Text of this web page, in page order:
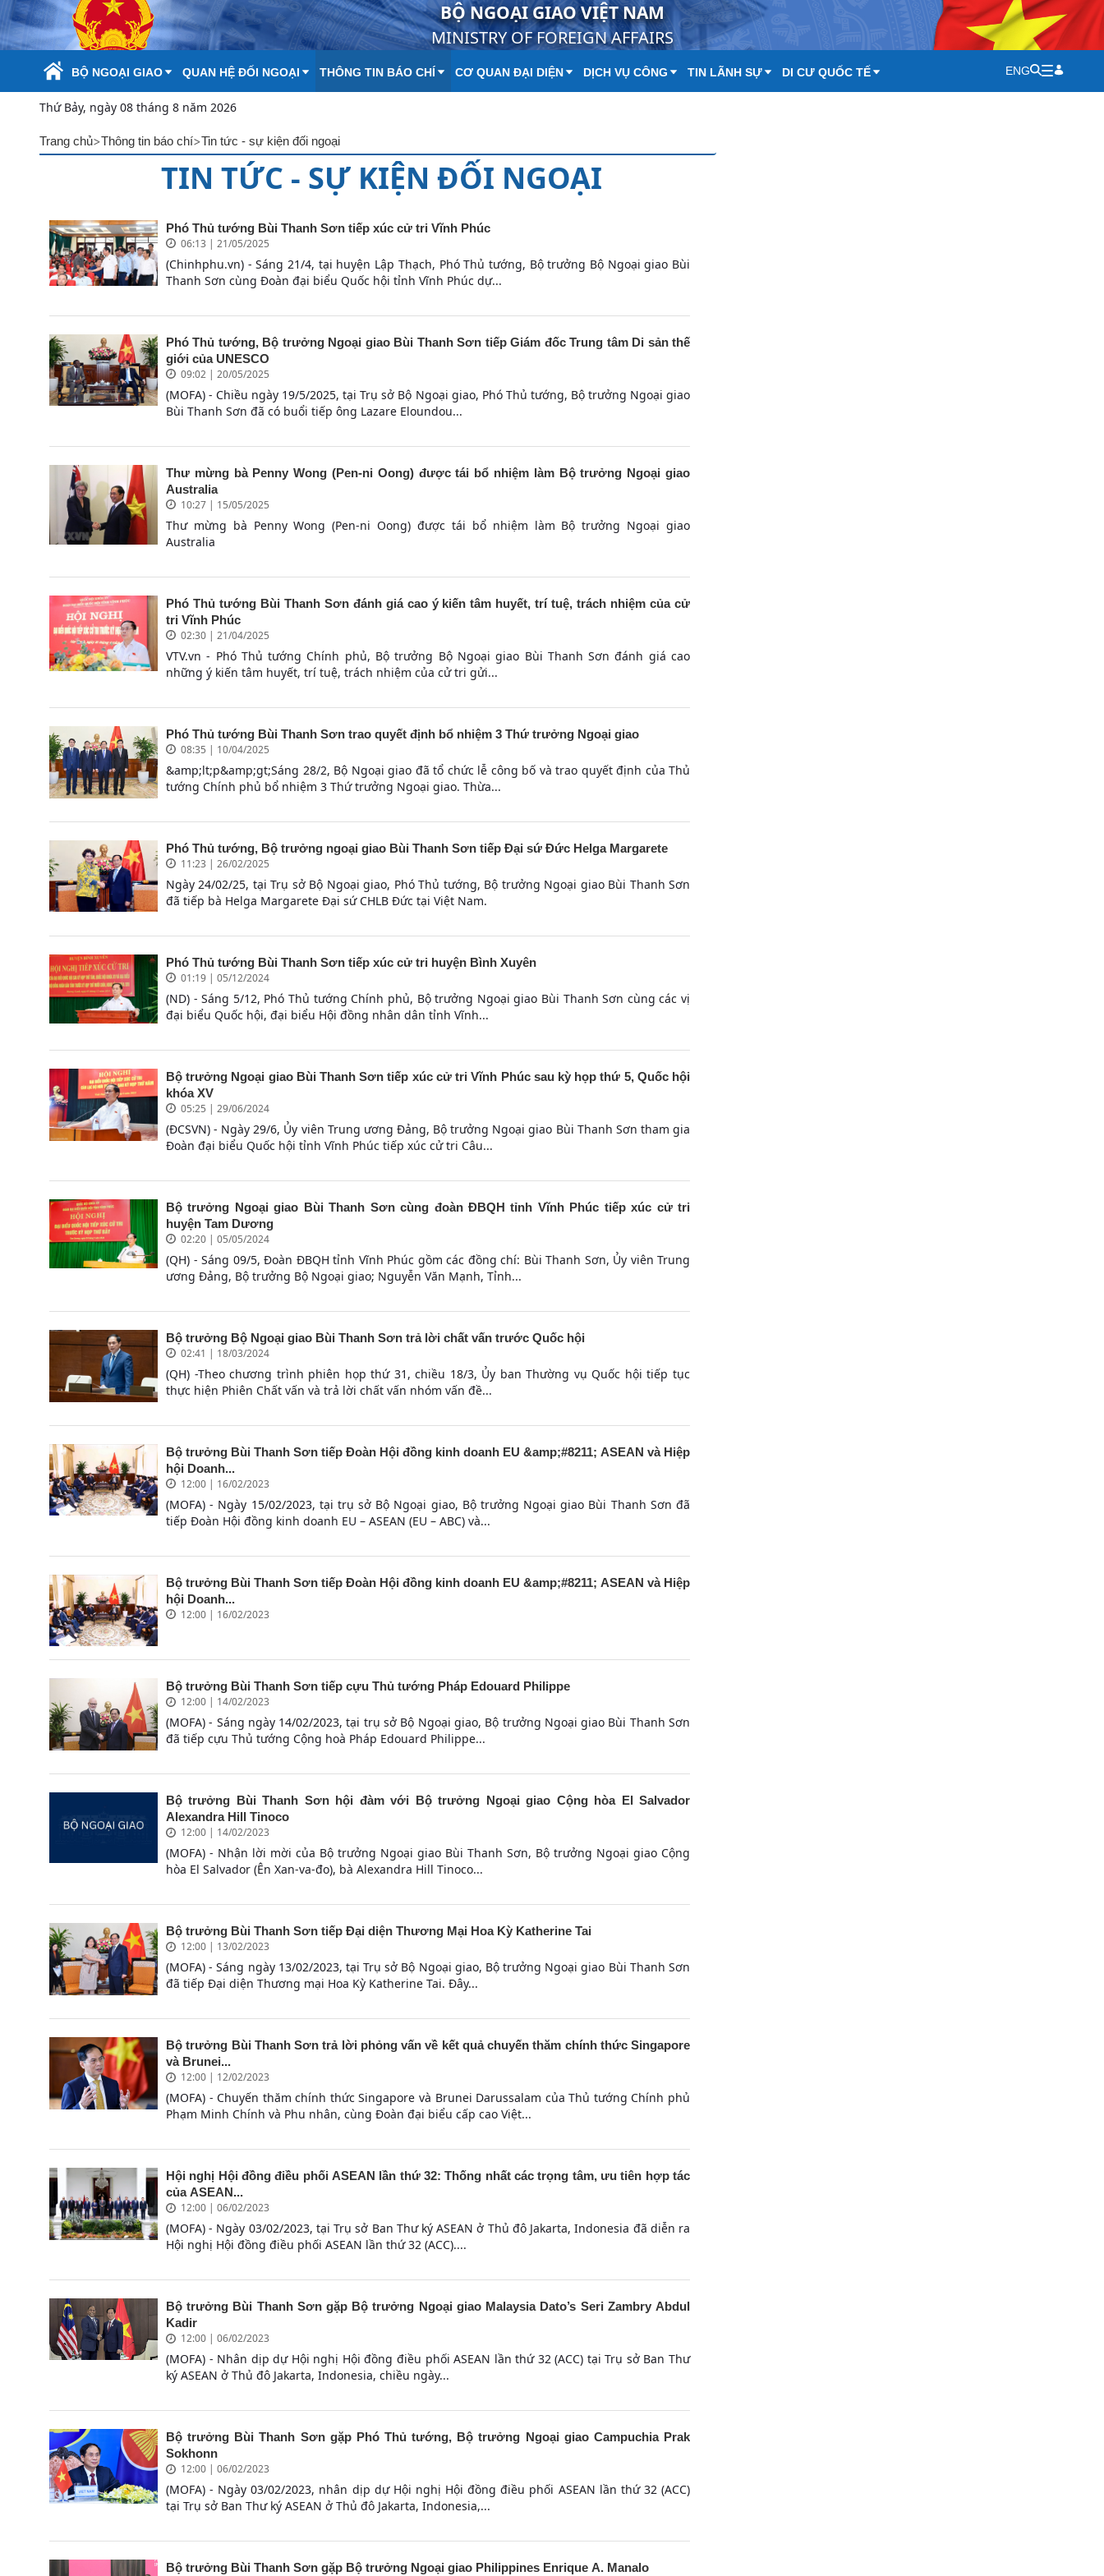
Skip to Main Content BỘ NGOẠI GIAO VIỆT NAM
MINISTRY OF FOREIGN AFFAIRS
BỘ NGOẠI GIAO QUAN HỆ ĐỐI NGOẠI THÔNG TIN BÁO CHÍ CƠ QUAN ĐẠI DIỆN DỊCH VỤ CÔNG TIN LÃNH SỰ DI CƯ QUỐC TẾ ENG
Thứ Bảy, ngày 08 tháng 8 năm 2026
Trang chủ>Thông tin báo chí>Tin tức - sự kiện đối ngoại
TIN TỨC - SỰ KIỆN ĐỐI NGOẠI
Phó Thủ tướng Bùi Thanh Sơn tiếp xúc cử tri Vĩnh Phúc
06:13 | 21/05/2025
(Chinhphu.vn) - Sáng 21/4, tại huyện Lập Thạch, Phó Thủ tướng, Bộ trưởng Bộ Ngoại giao Bùi
Thanh Sơn cùng Đoàn đại biểu Quốc hội tỉnh Vĩnh Phúc dự...
Phó Thủ tướng, Bộ trưởng Ngoại giao Bùi Thanh Sơn tiếp Giám đốc Trung tâm Di sản thế
giới của UNESCO
09:02 | 20/05/2025
(MOFA) - Chiều ngày 19/5/2025, tại Trụ sở Bộ Ngoại giao, Phó Thủ tướng, Bộ trưởng Ngoại giao
Bùi Thanh Sơn đã có buổi tiếp ông Lazare Eloundou...
Thư mừng bà Penny Wong (Pen-ni Oong) được tái bổ nhiệm làm Bộ trưởng Ngoại giao
Australia
10:27 | 15/05/2025
Thư mừng bà Penny Wong (Pen-ni Oong) được tái bổ nhiệm làm Bộ trưởng Ngoại giao
Australia
Phó Thủ tướng Bùi Thanh Sơn đánh giá cao ý kiến tâm huyết, trí tuệ, trách nhiệm của cử
tri Vĩnh Phúc
02:30 | 21/04/2025
VTV.vn - Phó Thủ tướng Chính phủ, Bộ trưởng Bộ Ngoại giao Bùi Thanh Sơn đánh giá cao
những ý kiến tâm huyết, trí tuệ, trách nhiệm của cử tri gửi...
Phó Thủ tướng Bùi Thanh Sơn trao quyết định bổ nhiệm 3 Thứ trưởng Ngoại giao
08:35 | 10/04/2025
&amp;lt;p&amp;gt;Sáng 28/2, Bộ Ngoại giao đã tổ chức lễ công bố và trao quyết định của Thủ
tướng Chính phủ bổ nhiệm 3 Thứ trưởng Ngoại giao. Thừa...
Phó Thủ tướng, Bộ trưởng ngoại giao Bùi Thanh Sơn tiếp Đại sứ Đức Helga Margarete
11:23 | 26/02/2025
Ngày 24/02/25, tại Trụ sở Bộ Ngoại giao, Phó Thủ tướng, Bộ trưởng Ngoại giao Bùi Thanh Sơn
đã tiếp bà Helga Margarete Đại sứ CHLB Đức tại Việt Nam.
Phó Thủ tướng Bùi Thanh Sơn tiếp xúc cử tri huyện Bình Xuyên
01:19 | 05/12/2024
(ND) - Sáng 5/12, Phó Thủ tướng Chính phủ, Bộ trưởng Ngoại giao Bùi Thanh Sơn cùng các vị
đại biểu Quốc hội, đại biểu Hội đồng nhân dân tỉnh Vĩnh...
Bộ trưởng Ngoại giao Bùi Thanh Sơn tiếp xúc cử tri Vĩnh Phúc sau kỳ họp thứ 5, Quốc hội
khóa XV
05:25 | 29/06/2024
(ĐCSVN) - Ngày 29/6, Ủy viên Trung ương Đảng, Bộ trưởng Ngoại giao Bùi Thanh Sơn tham gia
Đoàn đại biểu Quốc hội tỉnh Vĩnh Phúc tiếp xúc cử tri Câu...
Bộ trưởng Ngoại giao Bùi Thanh Sơn cùng đoàn ĐBQH tỉnh Vĩnh Phúc tiếp xúc cử tri
huyện Tam Dương
02:20 | 05/05/2024
(QH) - Sáng 09/5, Đoàn ĐBQH tỉnh Vĩnh Phúc gồm các đồng chí: Bùi Thanh Sơn, Ủy viên Trung
ương Đảng, Bộ trưởng Bộ Ngoại giao; Nguyễn Văn Mạnh, Tỉnh...
Bộ trưởng Bộ Ngoại giao Bùi Thanh Sơn trả lời chất vấn trước Quốc hội
02:41 | 18/03/2024
(QH) -Theo chương trình phiên họp thứ 31, chiều 18/3, Ủy ban Thường vụ Quốc hội tiếp tục
thực hiện Phiên Chất vấn và trả lời chất vấn nhóm vấn đề...
Bộ trưởng Bùi Thanh Sơn tiếp Đoàn Hội đồng kinh doanh EU &amp;#8211; ASEAN và Hiệp
hội Doanh...
12:00 | 16/02/2023
(MOFA) - Ngày 15/02/2023, tại trụ sở Bộ Ngoại giao, Bộ trưởng Ngoại giao Bùi Thanh Sơn đã
tiếp Đoàn Hội đồng kinh doanh EU – ASEAN (EU – ABC) và...
Bộ trưởng Bùi Thanh Sơn tiếp Đoàn Hội đồng kinh doanh EU &amp;#8211; ASEAN và Hiệp
hội Doanh...
12:00 | 16/02/2023
Bộ trưởng Bùi Thanh Sơn tiếp cựu Thủ tướng Pháp Edouard Philippe
12:00 | 14/02/2023
(MOFA) - Sáng ngày 14/02/2023, tại trụ sở Bộ Ngoại giao, Bộ trưởng Ngoại giao Bùi Thanh Sơn
đã tiếp cựu Thủ tướng Cộng hoà Pháp Edouard Philippe...
Bộ trưởng Bùi Thanh Sơn hội đàm với Bộ trưởng Ngoại giao Cộng hòa El Salvador
Alexandra Hill Tinoco
12:00 | 14/02/2023
(MOFA) - Nhận lời mời của Bộ trưởng Ngoại giao Bùi Thanh Sơn, Bộ trưởng Ngoại giao Cộng
hòa El Salvador (Ên Xan-va-đo), bà Alexandra Hill Tinoco...
Bộ trưởng Bùi Thanh Sơn tiếp Đại diện Thương Mại Hoa Kỳ Katherine Tai
12:00 | 13/02/2023
(MOFA) - Sáng ngày 13/02/2023, tại Trụ sở Bộ Ngoại giao, Bộ trưởng Ngoại giao Bùi Thanh Sơn
đã tiếp Đại diện Thương mại Hoa Kỳ Katherine Tai. Đây...
Bộ trưởng Bùi Thanh Sơn trả lời phỏng vấn về kết quả chuyến thăm chính thức Singapore
và Brunei...
12:00 | 12/02/2023
(MOFA) - Chuyến thăm chính thức Singapore và Brunei Darussalam của Thủ tướng Chính phủ
Phạm Minh Chính và Phu nhân, cùng Đoàn đại biểu cấp cao Việt...
Hội nghị Hội đồng điều phối ASEAN lần thứ 32: Thống nhất các trọng tâm, ưu tiên hợp tác
của ASEAN...
12:00 | 06/02/2023
(MOFA) - Ngày 03/02/2023, tại Trụ sở Ban Thư ký ASEAN ở Thủ đô Jakarta, Indonesia đã diễn ra
Hội nghị Hội đồng điều phối ASEAN lần thứ 32 (ACC)....
Bộ trưởng Bùi Thanh Sơn gặp Bộ trưởng Ngoại giao Malaysia Dato’s Seri Zambry Abdul
Kadir
12:00 | 06/02/2023
(MOFA) - Nhân dịp dự Hội nghị Hội đồng điều phối ASEAN lần thứ 32 (ACC) tại Trụ sở Ban Thư
ký ASEAN ở Thủ đô Jakarta, Indonesia, chiều ngày...
Bộ trưởng Bùi Thanh Sơn gặp Phó Thủ tướng, Bộ trưởng Ngoại giao Campuchia Prak
Sokhonn
12:00 | 06/02/2023
(MOFA) - Ngày 03/02/2023, nhân dịp dự Hội nghị Hội đồng điều phối ASEAN lần thứ 32 (ACC)
tại Trụ sở Ban Thư ký ASEAN ở Thủ đô Jakarta, Indonesia,...
Bộ trưởng Bùi Thanh Sơn gặp Bộ trưởng Ngoại giao Philippines Enrique A. Manalo